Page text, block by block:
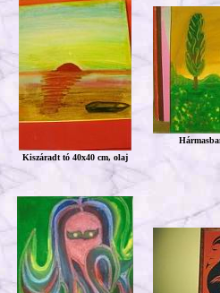
Kiszáradt tó 40x40 cm, olaj